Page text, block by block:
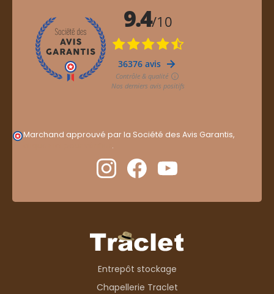
Marchand approuvé par la Société des Avis Garantis,
.
Entrepôt stockage
Chapellerie Traclet